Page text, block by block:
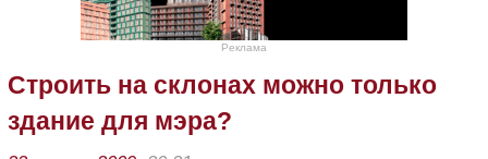
Реклама
Строить на склонах можно только
здание для мэра?